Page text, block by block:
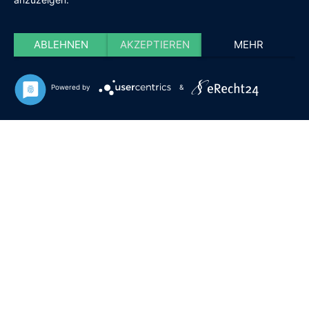
ABLEHNEN AKZEPTIEREN MEHR
Powered by &